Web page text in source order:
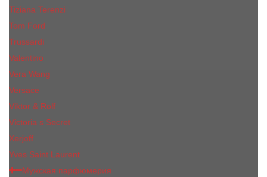
Tiziana Terenzi
Tom Ford
Trussardi
Valentino
Vera Wang
Versace
Viktor & Rolf
Victoria s Secret
Xerjoff
Yves Saint Laurent
Мужская парфюмерия